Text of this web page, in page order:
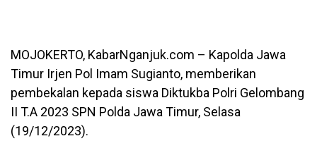
MOJOKERTO, KabarNganjuk.com – Kapolda Jawa
Timur Irjen Pol Imam Sugianto, memberikan
pembekalan kepada siswa Diktukba Polri Gelombang
II T.A 2023 SPN Polda Jawa Timur, Selasa
(19/12/2023).